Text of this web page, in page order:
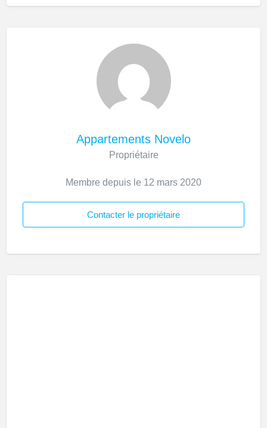
Appartements Novelo
Propriétaire
Membre depuis le 12 mars 2020
Contacter le propriétaire